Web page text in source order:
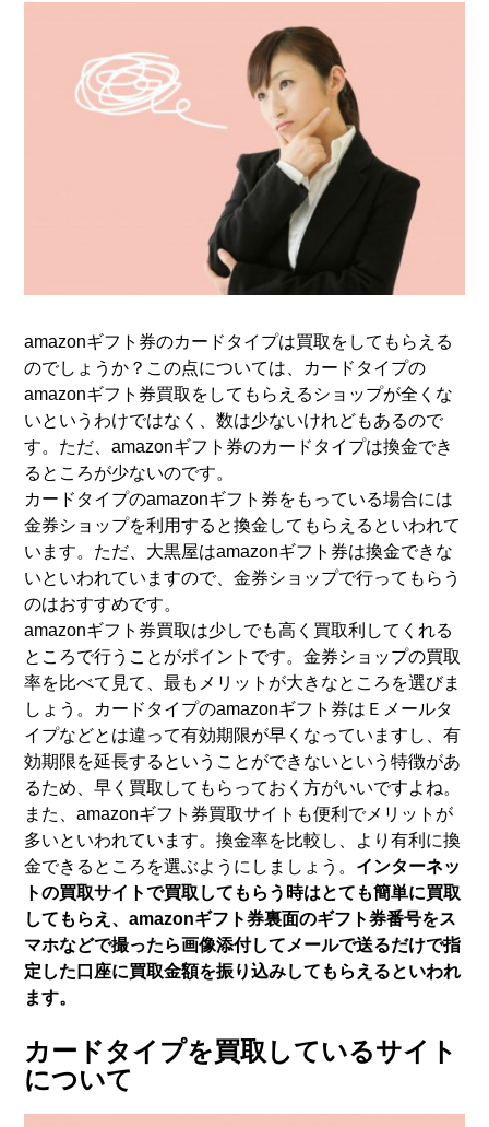
amazonギフト券のカードタイプは買取をしてもらえる
のでしょうか？この点については、カードタイプの
amazonギフト券買取をしてもらえるショップが全くな
いというわけではなく、数は少ないけれどもあるので
す。ただ、amazonギフト券のカードタイプは換金でき
るところが少ないのです。
カードタイプのamazonギフト券をもっている場合には
金券ショップを利用すると換金してもらえるといわれて
います。ただ、大黒屋はamazonギフト券は換金できな
いといわれていますので、金券ショップで行ってもらう
のはおすすめです。
amazonギフト券買取は少しでも高く買取利してくれる
ところで行うことがポイントです。金券ショップの買取
率を比べて見て、最もメリットが大きなところを選びま
しょう。カードタイプのamazonギフト券はＥメールタ
イプなどとは違って有効期限が早くなっていますし、有
効期限を延長するということができないという特徴があ
るため、早く買取してもらっておく方がいいですよね。
また、amazonギフト券買取サイトも便利でメリットが
多いといわれています。換金率を比較し、より有利に換
金できるところを選ぶようにしましょう。 インターネッ
トの買取サイトで買取してもらう時はとても簡単に買取
してもらえ、amazonギフト券裏面のギフト券番号をス
マホなどで撮ったら画像添付してメールで送るだけで指
定した口座に買取金額を振り込みしてもらえるといわれ
ます。
カードタイプを買取しているサイト
について